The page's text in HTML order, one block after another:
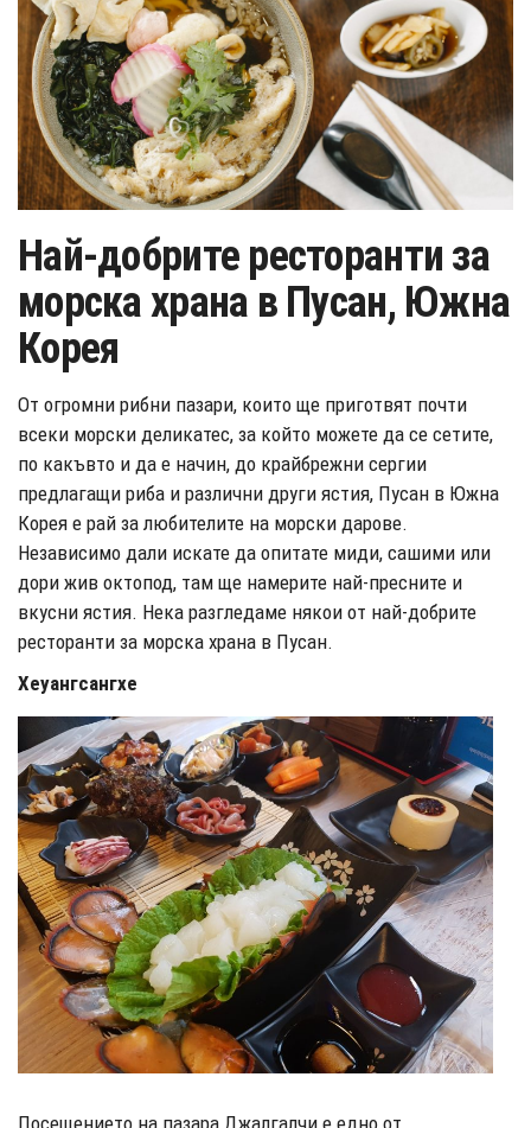
Най-добрите ресторанти за
морска храна в Пусан, Южна
Корея
От огромни рибни пазари, които ще приготвят почти
всеки морски деликатес, за който можете да се сетите,
по какъвто и да е начин, до крайбрежни сергии
предлагащи риба и различни други ястия, Пусан в Южна
Корея е рай за любителите на морски дарове.
Независимо дали искате да опитате миди, сашими или
дори жив октопод, там ще намерите най-пресните и
вкусни ястия. Нека разгледаме някои от най-добрите
ресторанти за морска храна в Пусан.
Хеуангсангхе
Посещението на пазара Джалгалчи е едно от